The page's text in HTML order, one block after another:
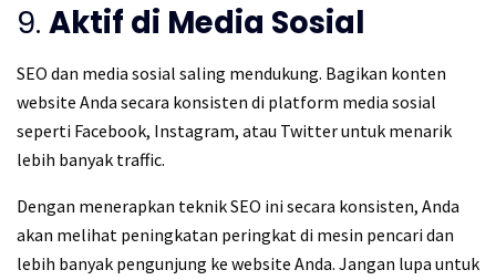
9. Aktif di Media Sosial
SEO dan media sosial saling mendukung. Bagikan konten
website Anda secara konsisten di platform media sosial
seperti Facebook, Instagram, atau Twitter untuk menarik
lebih banyak traffic.
Dengan menerapkan teknik SEO ini secara konsisten, Anda
akan melihat peningkatan peringkat di mesin pencari dan
lebih banyak pengunjung ke website Anda. Jangan lupa untuk